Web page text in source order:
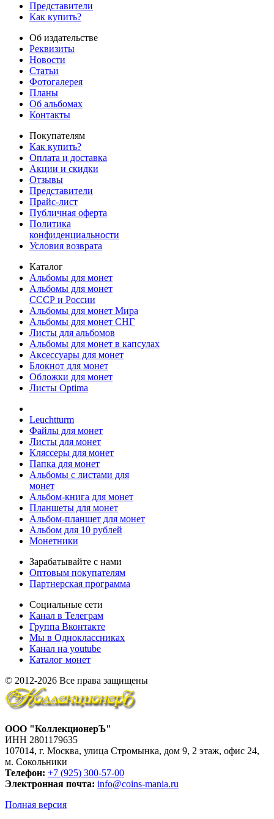
Представители
Как купить?
Об издательстве
Реквизиты
Новости
Статьи
Фотогалерея
Планы
Об альбомах
Контакты
Покупателям
Как купить?
Оплата и доставка
Акции и скидки
Отзывы
Представители
Прайс-лист
Публичная оферта
Политика
конфиденциальности
Условия возврата
Каталог
Альбомы для монет
Альбомы для монет
СССР и России
Альбомы для монет Мира
Альбомы для монет СНГ
Листы для альбомов
Альбомы для монет в капсулах
Аксессуары для монет
Блокнот для монет
Обложки для монет
Листы Optima
Leuchtturm
Файлы для монет
Листы для монет
Кляссеры для монет
Папка для монет
Альбомы с листами для
монет
Альбом-книга для монет
Планшеты для монет
Альбом-планшет для монет
Альбом для 10 рублей
Монетники
Зарабатывайте с нами
Оптовым покупателям
Партнерская программа
Социальные сети
Канал в Телеграм
Группа Вконтакте
Мы в Одноклассниках
Канал на youtube
Каталог монет
© 2012-2026 Все права защищены
ООО "КоллекционерЪ"
ИНН 2801179635
107014, г. Москва, улица Стромынка, дом 9, 2 этаж, офис 24,
м. Сокольники
Телефон: +7 (925) 300-57-00
Электронная почта: info@coins-mania.ru
Полная версия